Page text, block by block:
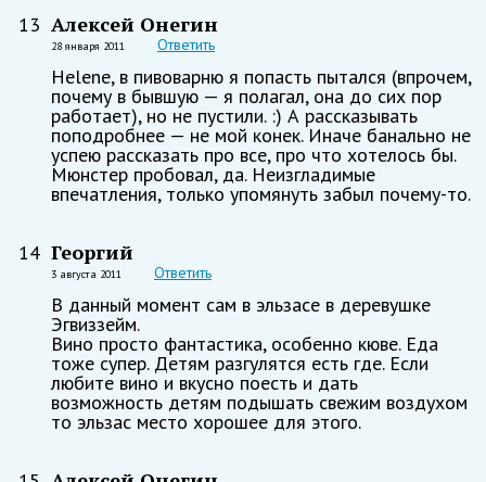
13 Алексей Онегин
28 января 2011 Ответить
Helene, в пивоварню я попасть пытался (впрочем,
почему в бывшую — я полагал, она до сих пор
работает), но не пустили. :) А рассказывать
поподробнее — не мой конек. Иначе банально не
успею рассказать про все, про что хотелось бы.
Мюнстер пробовал, да. Неизгладимые
впечатления, только упомянуть забыл почему-то.
14 Георгий
3 августа 2011 Ответить
В данный момент сам в эльзасе в деревушке
Эгвиззейм.
Вино просто фантастика, особенно кюве. Еда
тоже супер. Детям разгулятся есть где. Если
любите вино и вкусно поесть и дать
возможность детям подышать свежим воздухом
то эльзас место хорошее для этого.